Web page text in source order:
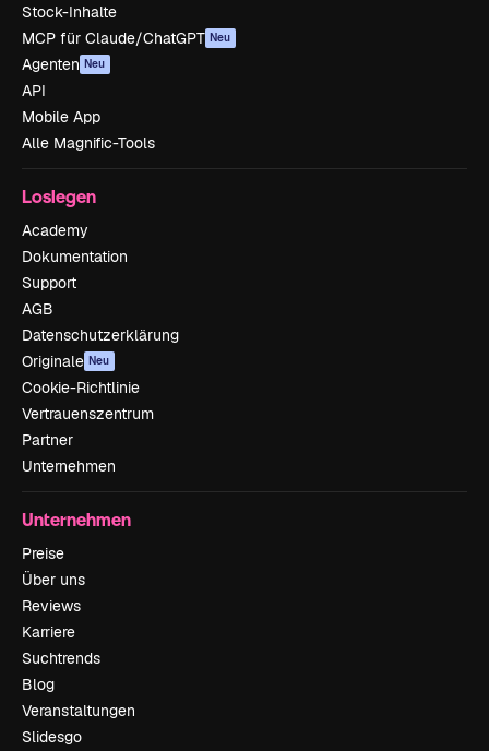
Stock-Inhalte
MCP für Claude/ChatGPT Neu
Agenten Neu
API
Mobile App
Alle Magnific-Tools
Loslegen
Academy
Dokumentation
Support
AGB
Datenschutzerklärung
Originale Neu
Cookie-Richtlinie
Vertrauenszentrum
Partner
Unternehmen
Unternehmen
Preise
Über uns
Reviews
Karriere
Suchtrends
Blog
Veranstaltungen
Slidesgo